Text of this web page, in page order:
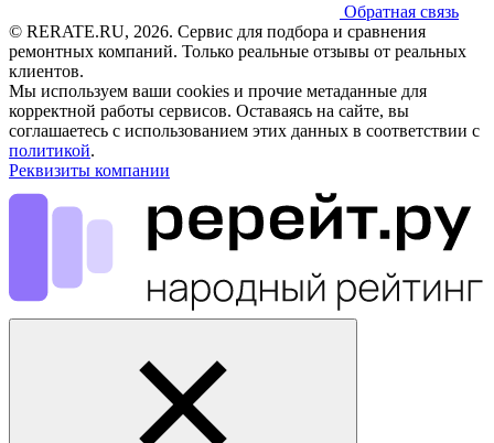
Обратная связь
© RERATE.RU, 2026. Сервис для подбора и сравнения
ремонтных компаний. Только реальные отзывы от реальных
клиентов.
Мы используем ваши cookies и прочие метаданные для
корректной работы сервисов. Оставаясь на сайте, вы
соглашаетесь с использованием этих данных в соответствии с
политикой.
Реквизиты компании